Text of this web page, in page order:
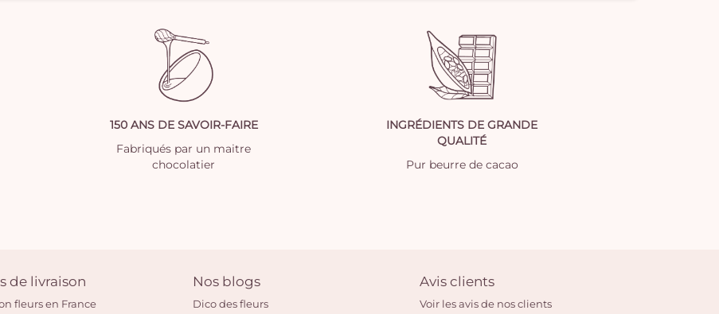
150 ANS DE SAVOIR-FAIRE
Fabriqués par un maitre
chocolatier
INGRÉDIENTS DE GRANDE
QUALITÉ
Pur beurre de cacao
de livraison
fleurs en France
Nos blogs
Dico des fleurs
Avis clients
Voir les avis de nos clients